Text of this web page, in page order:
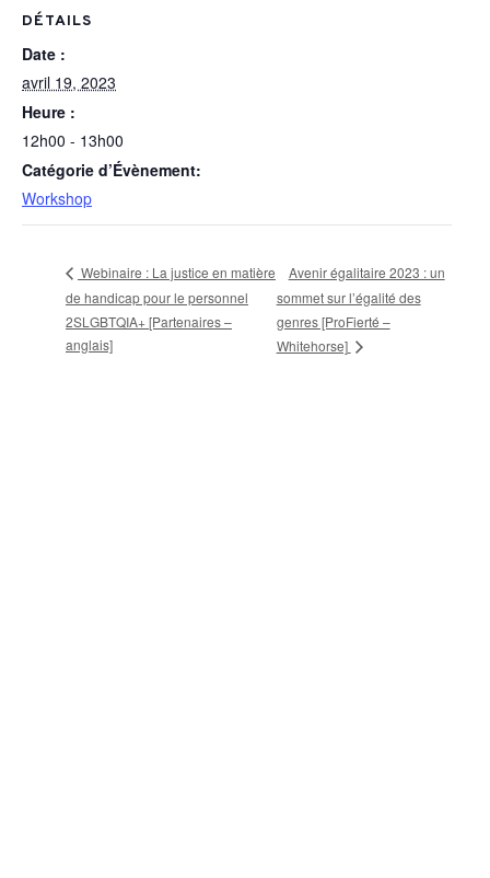
DÉTAILS
Date :
avril 19, 2023
Heure :
12h00 - 13h00
Catégorie d’Évènement:
Workshop
Webinaire : La justice en matière
de handicap pour le personnel
2SLGBTQIA+ [Partenaires –
anglais]
Avenir égalitaire 2023 : un
sommet sur l’égalité des
genres [ProFierté –
Whitehorse]